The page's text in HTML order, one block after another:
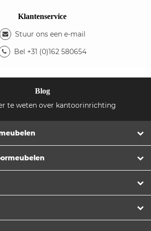
Klantenservice
Stuur ons een e-mail
Bel +31 (0)162 580654
Blog
te weten over kantoorinrichting